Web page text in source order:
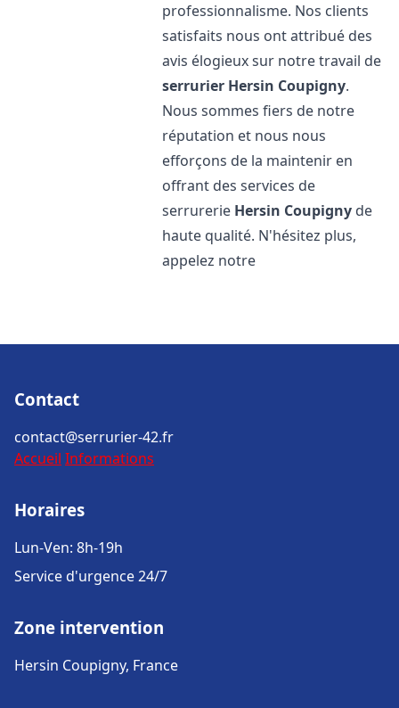
professionnalisme. Nos clients
satisfaits nous ont attribué des
avis élogieux sur notre travail de
serrurier Hersin Coupigny.
Nous sommes fiers de notre
réputation et nous nous
efforçons de la maintenir en
offrant des services de
serrurerie Hersin Coupigny de
haute qualité. N'hésitez plus,
appelez notre
Contact
contact@serrurier-42.fr
Accueil Informations
Horaires
Lun-Ven: 8h-19h
Service d'urgence 24/7
Zone intervention
Hersin Coupigny, France